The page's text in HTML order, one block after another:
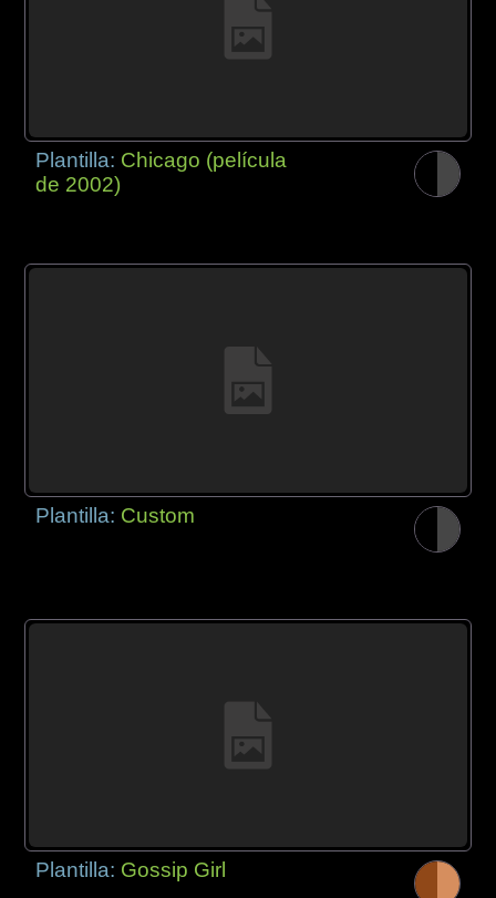
Plantilla: Chicago (película
de 2002)
Plantilla: Custom
Plantilla: Gossip Girl